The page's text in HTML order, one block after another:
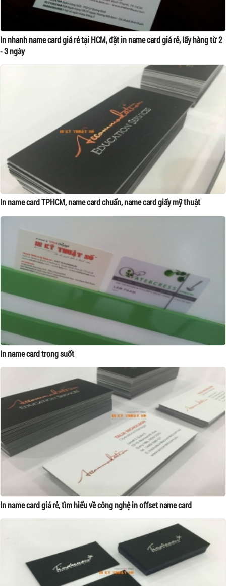
In nhanh name card giá rẻ tại HCM, đặt in name card giá rẻ, lấy hàng từ 2
- 3 ngày
In name card TPHCM, name card chuẩn, name card giấy mỹ thuật
In name card trong suốt
In name card giá rẻ, tìm hiểu về công nghệ in offset name card